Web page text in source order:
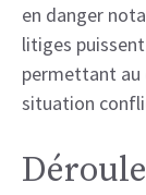
en danger
litiges
permettant au
situation